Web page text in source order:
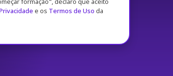
e os Termos de Uso da